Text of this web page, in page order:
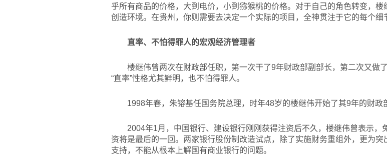
乎所有商品的价格，大到电价，小到猕猴桃的价格。对于自己的角色转变，
创造环境。在贵州，你则需要去决定一个实际的项目，全神贯注于它的每个细
直率、不怕得罪人的宏观经济管理者
楼继伟曾两次在财政部任职，第一次干了9年财政部副部长，第二次又做
“直率”性格尤其鲜明，也不怕得罪人。
1998年春，朱镕基任国务院总理，时年48岁的楼继伟开始了其9年的财政
2004年1月，中国银行、建设银行刚刚获得注资后不久，楼继伟曾表示
资将是最后的一回。两家银行股份制改造试点，除了实施财务重组外，更为
支持，不能从根本上解国有商业银行的问题。